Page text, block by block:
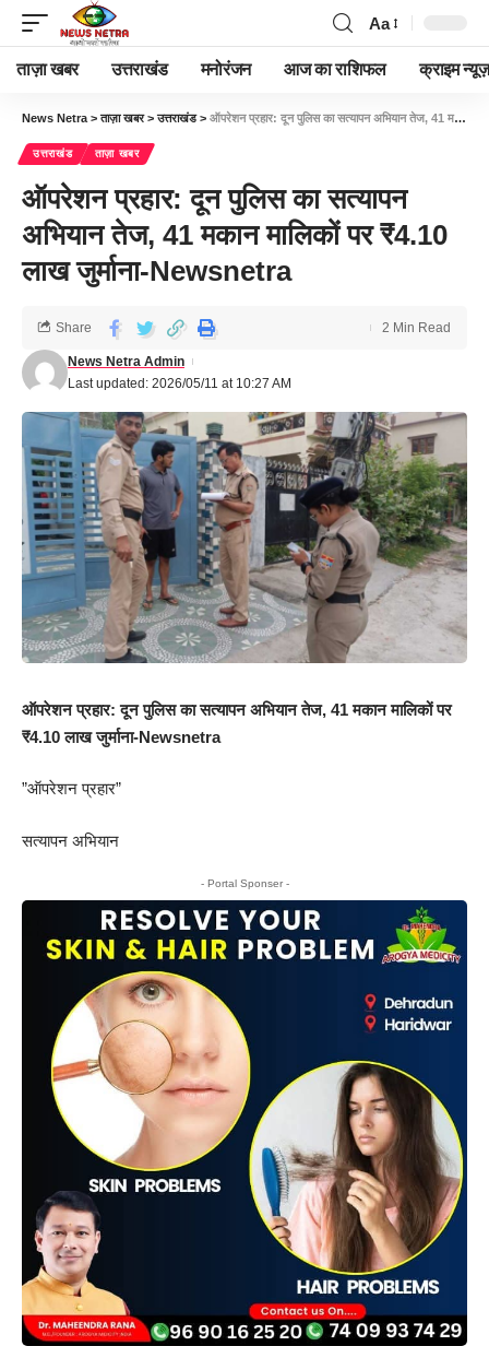
Aa
ताज़ा खबर उत्तराखंड मनोरंजन आज का राशिफल क्राइम न्यूज़
News Netra >ताज़ा खबर>उत्तराखंड> ऑपरेशन प्रहार: दून पुलिस का सत्यापन अभियान तेज, 41 मकान मालिकों पर ₹4.10 लाख जुर्माना-Newsnetra
उत्तराखंड ताज़ा खबर
ऑपरेशन प्रहार: दून पुलिस का सत्यापन
अभियान तेज, 41 मकान मालिकों पर ₹4.10
लाख जुर्माना-Newsnetra
Last updated: 2026/05/11 at 10:27 AM
News Netra Admin
Share 2 Min Read
ऑपरेशन प्रहार: दून पुलिस का सत्यापन अभियान तेज, 41 मकान मालिकों पर
₹4.10 लाख जुर्माना-Newsnetra
”ऑपरेशन प्रहार”
सत्यापन अभियान
- Portal Sponser -